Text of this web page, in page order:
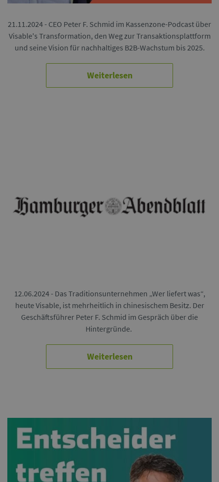
21.11.2024 - CEO Peter F. Schmid im Kassenzone-Podcast über
Visable's Transformation, den Weg zur Transaktionsplattform
und seine Vision für nachhaltiges B2B-Wachstum bis 2025.
Weiterlesen
12.06.2024 - Das Traditionsunternehmen „Wer liefert was“,
heute Visable, ist mehrheitlich in chinesischem Besitz. Der
Geschäftsführer Peter F. Schmid im Gespräch über die
Hintergründe.
Weiterlesen